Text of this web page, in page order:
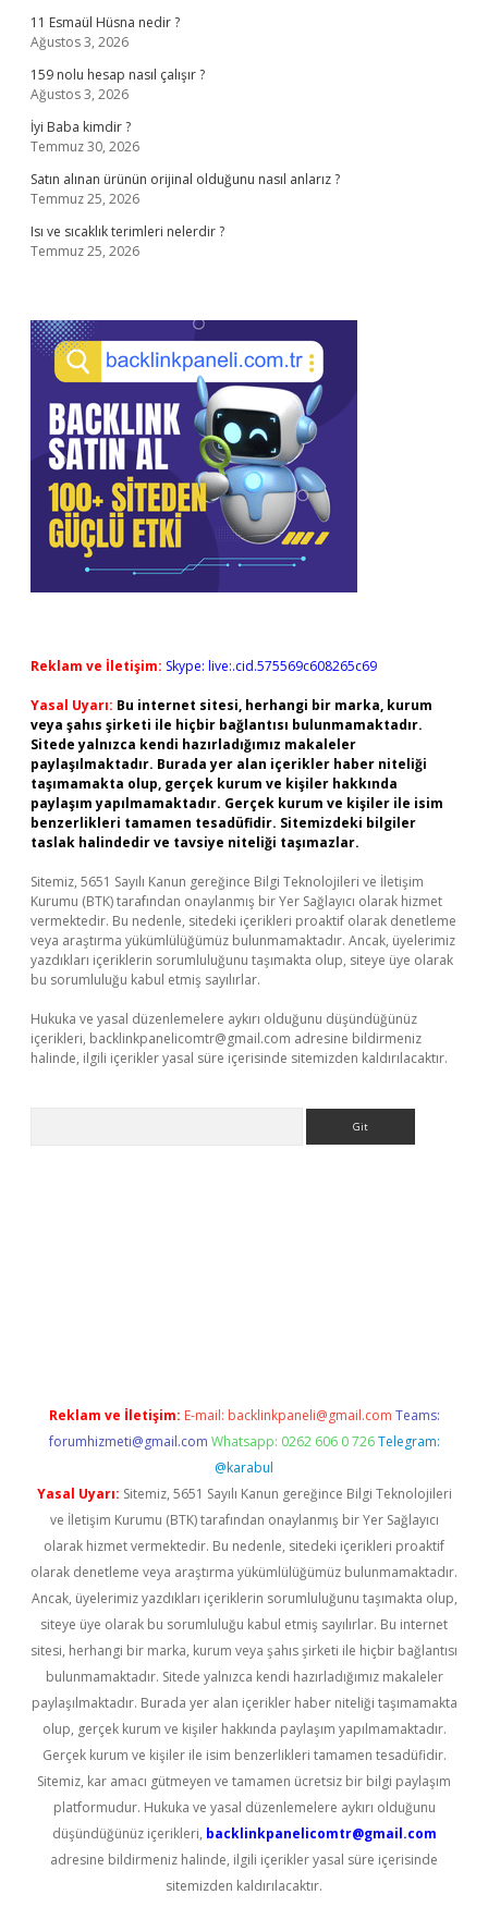
11 Esmaül Hüsna nedir ?
Ağustos 3, 2026
159 nolu hesap nasıl çalışır ?
Ağustos 3, 2026
İyi Baba kimdir ?
Temmuz 30, 2026
Satın alınan ürünün orijinal olduğunu nasıl anlarız ?
Temmuz 25, 2026
Isı ve sıcaklık terimleri nelerdir ?
Temmuz 25, 2026
Reklam ve İletişim: Skype: live:.cid.575569c608265c69
Yasal Uyarı: Bu internet sitesi, herhangi bir marka, kurum
veya şahıs şirketi ile hiçbir bağlantısı bulunmamaktadır.
Sitede yalnızca kendi hazırladığımız makaleler
paylaşılmaktadır. Burada yer alan içerikler haber niteliği
taşımamakta olup, gerçek kurum ve kişiler hakkında
paylaşım yapılmamaktadır. Gerçek kurum ve kişiler ile isim
benzerlikleri tamamen tesadüfidir. Sitemizdeki bilgiler
taslak halindedir ve tavsiye niteliği taşımazlar.
Sitemiz, 5651 Sayılı Kanun gereğince Bilgi Teknolojileri ve İletişim
Kurumu (BTK) tarafından onaylanmış bir Yer Sağlayıcı olarak hizmet
vermektedir. Bu nedenle, sitedeki içerikleri proaktif olarak denetleme
veya araştırma yükümlülüğümüz bulunmamaktadır. Ancak, üyelerimiz
yazdıkları içeriklerin sorumluluğunu taşımakta olup, siteye üye olarak
bu sorumluluğu kabul etmiş sayılırlar.
Hukuka ve yasal düzenlemelere aykırı olduğunu düşündüğünüz
içerikleri, backlinkpanelicomtr@gmail.com adresine bildirmeniz
halinde, ilgili içerikler yasal süre içerisinde sitemizden kaldırılacaktır.
Reklam ve İletişim: E-mail: backlinkpaneli@gmail.com Teams:
forumhizmeti@gmail.com Whatsapp: 0262 606 0 726 Telegram:
@karabul
Yasal Uyarı: Sitemiz, 5651 Sayılı Kanun gereğince Bilgi Teknolojileri
ve İletişim Kurumu (BTK) tarafından onaylanmış bir Yer Sağlayıcı
olarak hizmet vermektedir. Bu nedenle, sitedeki içerikleri proaktif
olarak denetleme veya araştırma yükümlülüğümüz bulunmamaktadır.
Ancak, üyelerimiz yazdıkları içeriklerin sorumluluğunu taşımakta olup,
siteye üye olarak bu sorumluluğu kabul etmiş sayılırlar. Bu internet
sitesi, herhangi bir marka, kurum veya şahıs şirketi ile hiçbir bağlantısı
bulunmamaktadır. Sitede yalnızca kendi hazırladığımız makaleler
paylaşılmaktadır. Burada yer alan içerikler haber niteliği taşımamakta
olup, gerçek kurum ve kişiler hakkında paylaşım yapılmamaktadır.
Gerçek kurum ve kişiler ile isim benzerlikleri tamamen tesadüfidir.
Sitemiz, kar amacı gütmeyen ve tamamen ücretsiz bir bilgi paylaşım
platformudur. Hukuka ve yasal düzenlemelere aykırı olduğunu
düşündüğünüz içerikleri, backlinkpanelicomtr@gmail.com
adresine bildirmeniz halinde, ilgili içerikler yasal süre içerisinde
sitemizden kaldırılacaktır.